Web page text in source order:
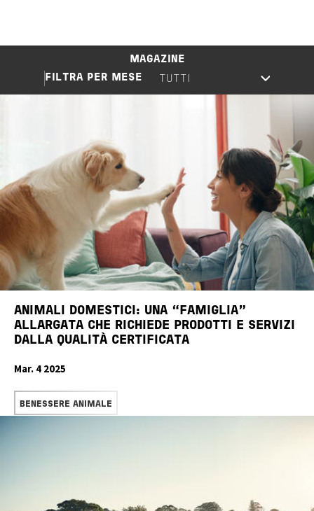
MAGAZINE
FILTRA PER MESE
ANIMALI DOMESTICI: UNA “FAMIGLIA”
ALLARGATA CHE RICHIEDE PRODOTTI E SERVIZI
DALLA QUALITÀ CERTIFICATA
Mar. 4 2025
BENESSERE ANIMALE
Image